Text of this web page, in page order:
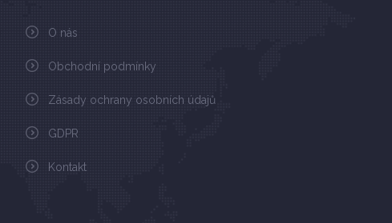
O nás
Obchodní podmínky
Zásady ochrany osobních údajů
GDPR
Kontakt